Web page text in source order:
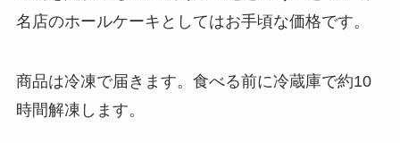
名店のホールケーキとしてはお手頃な価格です。
商品は冷凍で届きます。食べる前に冷蔵庫で約10
時間解凍します。